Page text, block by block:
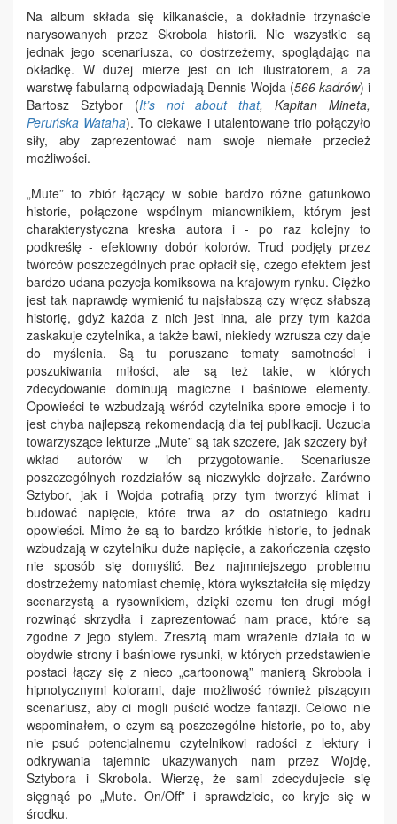
Na album składa się kilkanaście, a dokładnie trzynaście
narysowanych przez Skrobola historii. Nie wszystkie są
jednak jego scenariusza, co dostrzeżemy, spoglądając na
okładkę. W dużej mierze jest on ich ilustratorem, a za
warstwę fabularną odpowiadają Dennis Wojda (566 kadrów) i
Bartosz Sztybor (It’s not about that, Kapitan Mineta,
Peruńska Wataha). To ciekawe i utalentowane trio połączyło
siły, aby zaprezentować nam swoje niemałe przecież
możliwości.
„Mute” to zbiór łączący w sobie bardzo różne gatunkowo
historie, połączone wspólnym mianownikiem, którym jest
charakterystyczna kreska autora i - po raz kolejny to
podkreślę - efektowny dobór kolorów. Trud podjęty przez
twórców poszczególnych prac opłacił się, czego efektem jest
bardzo udana pozycja komiksowa na krajowym rynku. Ciężko
jest tak naprawdę wymienić tu najsłabszą czy wręcz słabszą
historię, gdyż każda z nich jest inna, ale przy tym każda
zaskakuje czytelnika, a także bawi, niekiedy wzrusza czy daje
do myślenia. Są tu poruszane tematy samotności i
poszukiwania miłości, ale są też takie, w których
zdecydowanie dominują magiczne i baśniowe elementy.
Opowieści te wzbudzają wśród czytelnika spore emocje i to
jest chyba najlepszą rekomendacją dla tej publikacji. Uczucia
towarzyszące lekturze „Mute” są tak szczere, jak szczery był
wkład autorów w ich przygotowanie. Scenariusze
poszczególnych rozdziałów są niezwykle dojrzałe. Zarówno
Sztybor, jak i Wojda potrafią przy tym tworzyć klimat i
budować napięcie, które trwa aż do ostatniego kadru
opowieści. Mimo że są to bardzo krótkie historie, to jednak
wzbudzają w czytelniku duże napięcie, a zakończenia często
nie sposób się domyślić. Bez najmniejszego problemu
dostrzeżemy natomiast chemię, która wykształciła się między
scenarzystą a rysownikiem, dzięki czemu ten drugi mógł
rozwinąć skrzydła i zaprezentować nam prace, które są
zgodne z jego stylem. Zresztą mam wrażenie działa to w
obydwie strony i baśniowe rysunki, w których przedstawienie
postaci łączy się z nieco „cartoonową” manierą Skrobola i
hipnotycznymi kolorami, daje możliwość również piszącym
scenariusz, aby ci mogli puścić wodze fantazji. Celowo nie
wspominałem, o czym są poszczególne historie, po to, aby
nie psuć potencjalnemu czytelnikowi radości z lektury i
odkrywania tajemnic ukazywanych nam przez Wojdę,
Sztybora i Skrobola. Wierzę, że sami zdecydujecie się
sięgnąć po „Mute. On/Off” i sprawdzicie, co kryje się w
środku.